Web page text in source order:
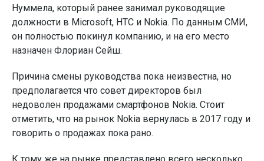
Нуммела, который ранее занимал руководящие
должности в Microsoft, HTC и Nokia. По данным СМИ,
он полностью покинул компанию, и на его место
назначен Флориан Сейш.
Причина смены руководства пока неизвестна, но
предполагается что совет директоров был
недоволен продажами смартфонов Nokia. Стоит
отметить, что на рынок Nokia вернулась в 2017 году и
говорить о продажах пока рано.